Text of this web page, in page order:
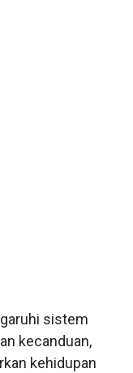
sistem
kecanduan,
kehidupan